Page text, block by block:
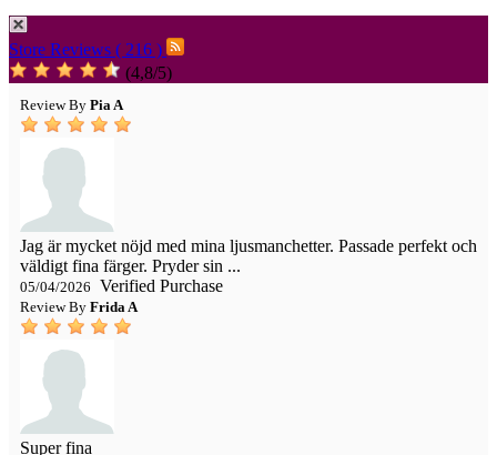
Store Reviews ( 216 )
(4,8/5)
Review By Pia A
Jag är mycket nöjd med mina ljusmanchetter. Passade perfekt och
väldigt fina färger. Pryder sin ...
05/04/2026 Verified Purchase
Review By Frida A
Super fina